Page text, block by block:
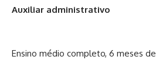
Auxiliar administrativo
Ensino médio completo, 6 meses